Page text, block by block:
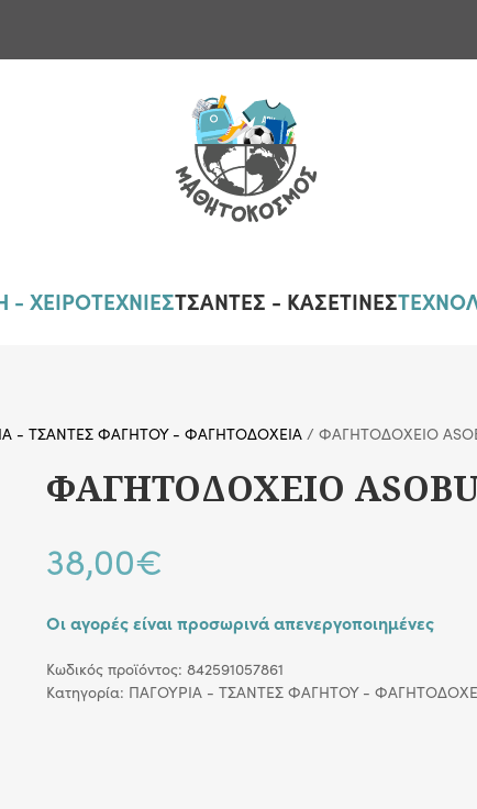
- ΧΕΙΡΟΤΕΧΝΙΕΣΤΣΑΝΤΕΣ - ΚΑΣΕΤΙΝΕΣ
- ΤΣΑΝΤΕΣ ΦΑΓΗΤΟΥ - ΦΑΓΗΤΟΔΟΧΕΙΑ / ΦΑΓΗΤΟΔΟΧΕΙΟ
ΦΑΓΗΤΟΔΟΧΕΙΟ
38,00€
Οι αγορές είναι προσωρινά απενεργοποιημένες
Κωδικός προϊόντος: 842591057861
Κατηγορία: ΠΑΓΟΥΡΙΑ - ΤΣΑΝΤΕΣ ΦΑΓΗΤΟΥ -